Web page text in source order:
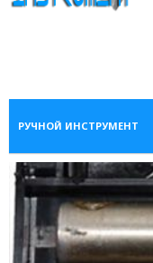
РУЧНОЙ ИНСТРУМЕНТ